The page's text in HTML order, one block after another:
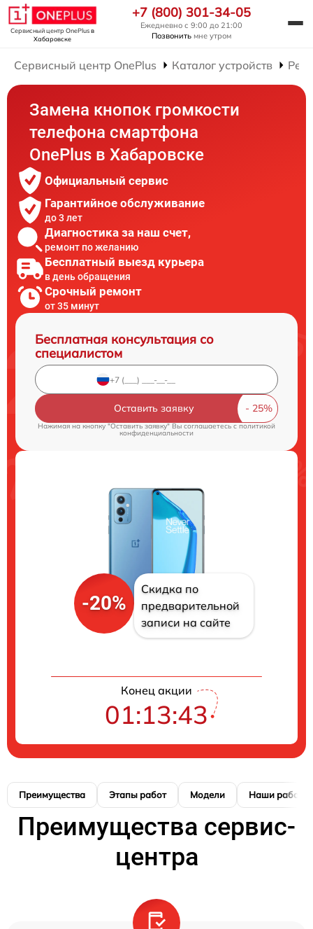
Сервисный центр OnePlusв
Хабаровске
+7 (800) 301-34-05
Ежедневно с 9:00 до 21:00
Позвонить мне утром
Сервисный центр OnePlus Каталог устройств
Замена кнопок громкости
телефона смартфона
OnePlus в Хабаровске
Официальный сервис
Гарантийное обслуживание
до 3 лет
Диагностика за наш счет,
ремонт по желанию
Бесплатный выезд курьера
в день обращения
Срочный ремонт
от 35 минут
Бесплатная консультация со
специалистом
Оставить заявку
Нажимая на кнопку "Оставить заявку" Вы соглашаетесь c политикой
конфиденциальности
-20%
Скидка по
предварительной
записи на сайте
Конец акции
01:13:42
Преимущества Этапы работ Модели Наши работы
Преимущества сервис-
центра